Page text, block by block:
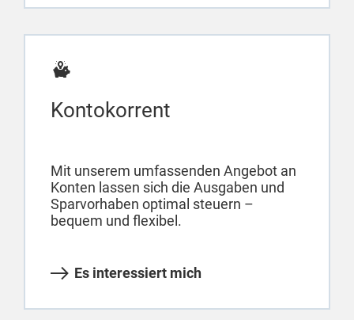
Kontokorrent
Mit unserem umfassenden Angebot an
Konten lassen sich die Ausgaben und
Sparvorhaben optimal steuern –
bequem und flexibel.
Es interessiert mich